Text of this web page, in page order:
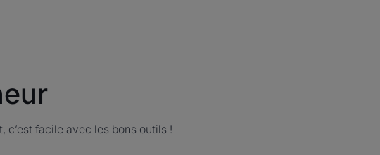
facile avec les bons outils !